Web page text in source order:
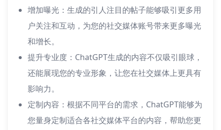
增加曝光：生成的引人注目的帖子能够吸引更多用
户关注和互动，为您的社交媒体账号带来更多曝光
和增长。
提升专业度：ChatGPT生成的内容不仅吸引眼球，
还能展现您的专业形象，让您在社交媒体上更具有
影响力。
定制内容：根据不同平台的需求，ChatGPT能够为
您量身定制适合各社交媒体平台的内容，帮助您更